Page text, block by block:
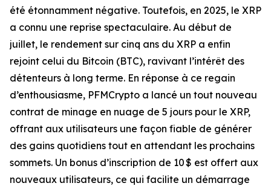
été étonnamment négative. Toutefois, en 2025, le XRP
a connu une reprise spectaculaire. Au début de
juillet, le rendement sur cinq ans du XRP a enfin
rejoint celui du Bitcoin (BTC), ravivant l’intérêt des
détenteurs à long terme. En réponse à ce regain
d’enthousiasme, PFMCrypto a lancé un tout nouveau
contrat de minage en nuage de 5 jours pour le XRP,
offrant aux utilisateurs une façon fiable de générer
des gains quotidiens tout en attendant les prochains
sommets. Un bonus d’inscription de 10 $ est offert aux
nouveaux utilisateurs, ce qui facilite un démarrage